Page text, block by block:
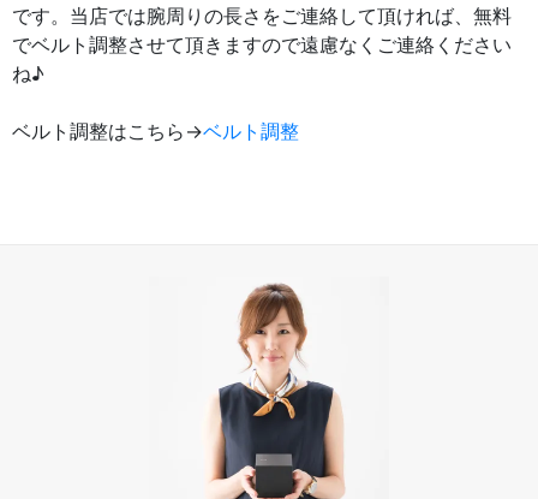
です。当店では腕周りの長さをご連絡して頂ければ、無料
でベルト調整させて頂きますので遠慮なくご連絡ください
ね♪
ベルト調整はこちら→ベルト調整